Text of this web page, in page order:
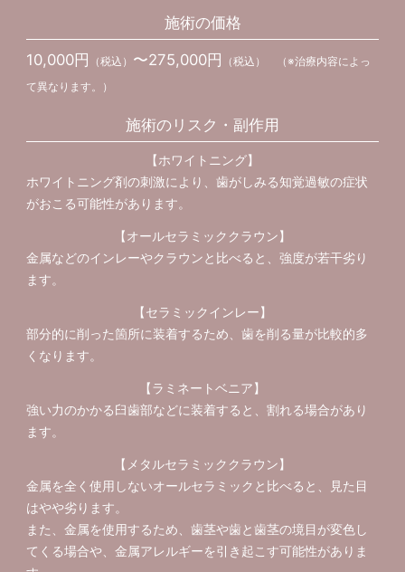
施術の価格
10,000円 （税込） 〜275,000円
（税込） （※治療内容によっ
て異なります。）
施術のリスク・副作用
【ホワイトニング】
ホワイトニング剤の刺激により、歯がしみる知覚過敏の症状
がおこる可能性があります。
【オールセラミッククラウン】
金属などのインレーやクラウンと比べると、強度が若干劣り
ます。
【セラミックインレー】
部分的に削った箇所に装着するため、歯を削る量が比較的多
くなります。
【ラミネートベニア】
強い力のかかる臼歯部などに装着すると、割れる場合があり
ます。
【メタルセラミッククラウン】
金属を全く使用しないオールセラミックと比べると、見た目
はやや劣ります。
また、金属を使用するため、歯茎や歯と歯茎の境目が変色し
てくる場合や、金属アレルギーを引き起こす可能性がありま